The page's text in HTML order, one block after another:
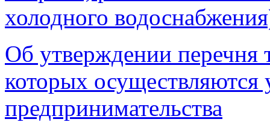
холодного
Об утверждении перечня
которых осуществляются
предпринимательства